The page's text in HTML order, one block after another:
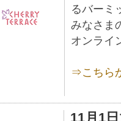
るバーミ
みなさま
オンライ
⇒こちら
11月1